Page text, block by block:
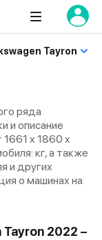
Tayron
ряда
и описание
1661 x 1860 x
кг, а также
и других
о машинах на
2022 –